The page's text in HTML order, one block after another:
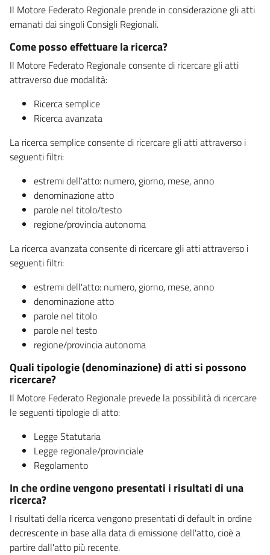
Il Motore Federato Regionale prende in considerazione gli atti
emanati dai singoli Consigli Regionali.
Come posso effettuare la ricerca?
Il Motore Federato Regionale consente di ricercare gli atti
attraverso due modalità:
Ricerca semplice
Ricerca avanzata
La ricerca semplice consente di ricercare gli atti attraverso i
seguenti filtri:
estremi dell'atto: numero, giorno, mese, anno
denominazione atto
parole nel titolo/testo
regione/provincia autonoma
La ricerca avanzata consente di ricercare gli atti attraverso i
seguenti filtri:
estremi dell'atto: numero, giorno, mese, anno
denominazione atto
parole nel titolo
parole nel testo
regione/provincia autonoma
Quali tipologie (denominazione) di atti si possono
ricercare?
Il Motore Federato Regionale prevede la possibilità di ricercare
le seguenti tipologie di atto:
Legge Statutaria
Legge regionale/provinciale
Regolamento
In che ordine vengono presentati i risultati di una
ricerca?
I risultati della ricerca vengono presentati di default in ordine
decrescente in base alla data di emissione dell'atto, cioè a
partire dall'atto più recente.